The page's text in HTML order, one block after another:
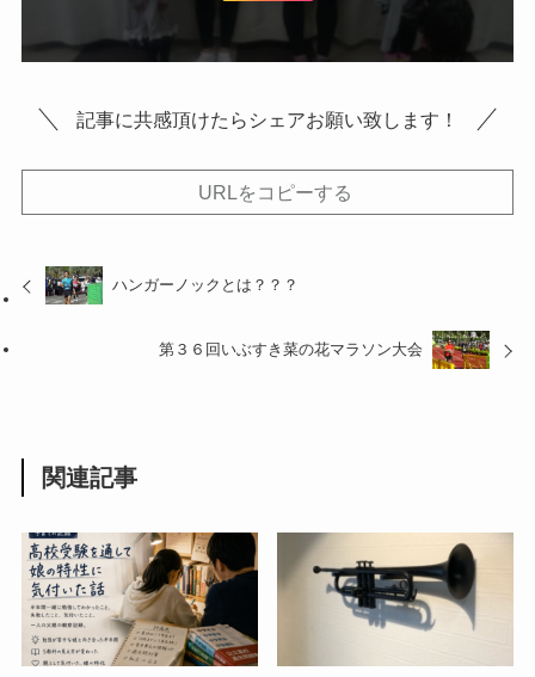
記事に共感頂けたらシェアお願い致します！
URLをコピーする
ハンガーノックとは？？？
第３６回いぶすき菜の花マラソン大会
関連記事